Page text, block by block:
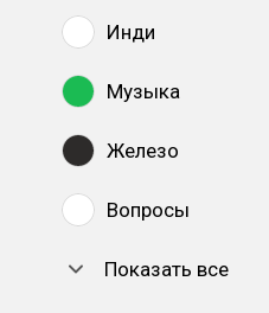
Инди
Музыка
Железо
Вопросы
Показать все